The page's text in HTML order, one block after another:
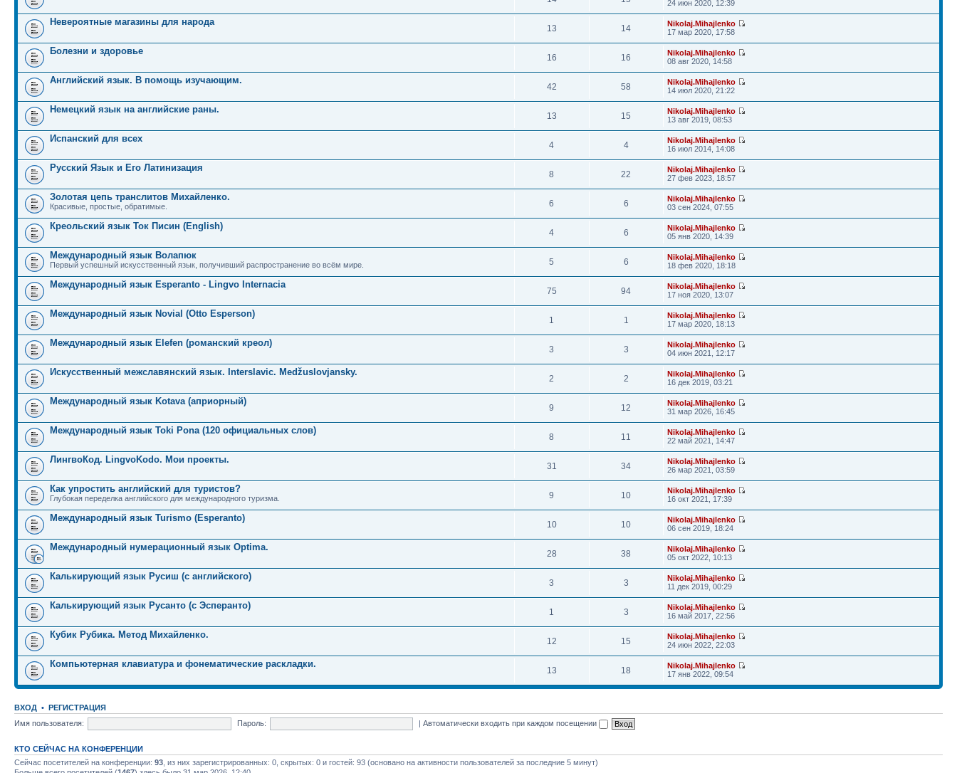
24 июн 2020, 12:39
Невероятные магазины для народа
13 14
Nikolaj.Mihajlenko
17 мар 2020, 17:58
Болезни и здоровье
16 16
Nikolaj.Mihajlenko
08 авг 2020, 14:58
Английский язык. В помощь изучающим.
42 58
Nikolaj.Mihajlenko
14 июл 2020, 21:22
Немецкий язык на английские раны.
13 15
Nikolaj.Mihajlenko
13 авг 2019, 08:53
Испанский для всех
4 4
Nikolaj.Mihajlenko
16 июл 2014, 14:08
Русский Язык и Его Латинизация
8 22
Nikolaj.Mihajlenko
27 фев 2023, 18:57
Золотая цепь транслитов Михайленко.
Красивые, простые, обратимые. 6 6
Nikolaj.Mihajlenko
03 сен 2024, 07:55
Креольский язык Ток Писин (English)
4 6
Nikolaj.Mihajlenko
05 янв 2020, 14:39
Международный язык Волапюк
Первый успешный искусственный язык, получивший распространение во всём мире. 5 6
Nikolaj.Mihajlenko
18 фев 2020, 18:18
Международный язык Esperanto - Lingvo Internacia
75 94
Nikolaj.Mihajlenko
17 ноя 2020, 13:07
Международный язык Novial (Otto Esperson)
1 1
Nikolaj.Mihajlenko
17 мар 2020, 18:13
Международный язык Elefen (романский креол)
3 3
Nikolaj.Mihajlenko
04 июн 2021, 12:17
Искусственный межславянский язык. Interslavic. Medžuslovjansky.
2 2
Nikolaj.Mihajlenko
16 дек 2019, 03:21
Международный язык Kotava (априорный)
9 12
Nikolaj.Mihajlenko
31 мар 2026, 16:45
Международный язык Toki Pona (120 официальных слов)
8 11
Nikolaj.Mihajlenko
22 май 2021, 14:47
ЛингвоКод. LingvoKodo. Мои проекты.
31 34
Nikolaj.Mihajlenko
26 мар 2021, 03:59
Как упростить английский для туристов?
Глубокая переделка английского для международного туризма. 9 10
Nikolaj.Mihajlenko
16 окт 2021, 17:39
Международный язык Turismo (Esperanto)
10 10
Nikolaj.Mihajlenko
06 сен 2019, 18:24
Международный нумерационный язык Optima.
28 38
Nikolaj.Mihajlenko
05 окт 2022, 10:13
Калькирующий язык Русиш (с английского)
3 3
Nikolaj.Mihajlenko
11 дек 2019, 00:29
Калькирующий язык Русанто (с Эсперанто)
1 3
Nikolaj.Mihajlenko
16 май 2017, 22:56
Кубик Рубика. Метод Михайленко.
12 15
Nikolaj.Mihajlenko
24 июн 2022, 22:03
Компьютерная клавиатура и фонематические раскладки.
13 18
Nikolaj.Mihajlenko
17 янв 2022, 09:54
ВХОД • РЕГИСТРАЦИЯ
Имя пользователя:
Пароль: |Автоматически входить при каждом посещении
КТО СЕЙЧАС НА КОНФЕРЕНЦИИ
Сейчас посетителей на конференции: 93 , из них зарегистрированных: 0, скрытых: 0 и гостей: 93 (основано на активности пользователей за последние 5 минут)